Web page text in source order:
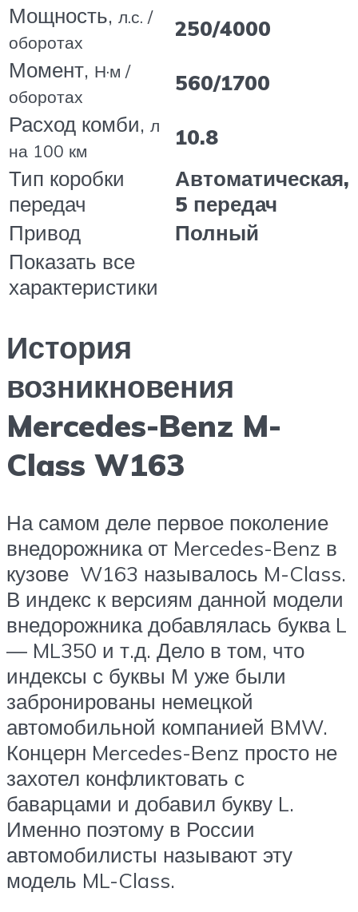
Мощность, л.с. /
оборотах
250/4000
Момент, Н·м /
оборотах
560/1700
Расход комби, л
на 100 км
10.8
Тип коробки
передач
Автоматическая,
5 передач
Привод
Полный
Показать все
характеристики
История
возникновения
Mercedes-Benz M-
Class W163
На самом деле первое поколение
внедорожника от Mercedes-Benz в
кузове W163 называлось M-Class.
В индекс к версиям данной модели
внедорожника добавлялась буква L
— ML350 и т.д. Дело в том, что
индексы с буквы М уже были
забронированы немецкой
автомобильной компанией BMW.
Концерн Mercedes-Benz просто не
захотел конфликтовать с
баварцами и добавил букву L.
Именно поэтому в России
автомобилисты называют эту
модель ML-Class.